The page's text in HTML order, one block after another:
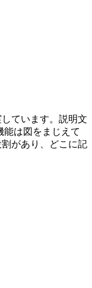
ています。説明文
能は図をまじえて
があり、どこに記